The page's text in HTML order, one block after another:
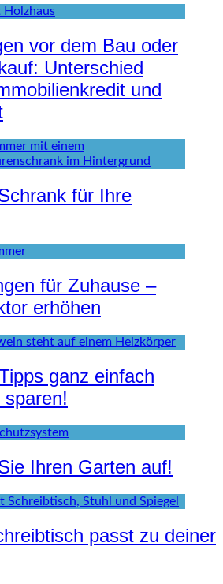
vor dem Bau oder
Unterschied
und
für Ihre
für Zuhause –
erhöhen
ganz einfach
sparen!
Ihren Garten auf!
passt zu deiner